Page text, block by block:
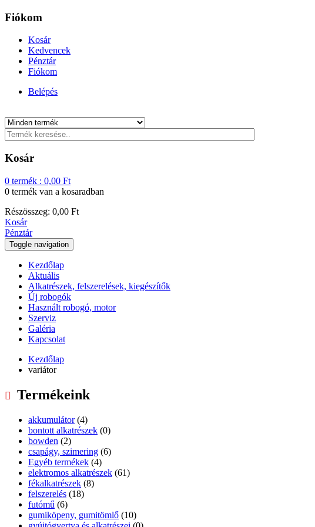
Fiókom
Kosár
Kedvencek
Pénztár
Fiókom
Belépés
Kosár
0 termék : 0,00 Ft
0 termék van a kosaradban
Részösszeg: 0,00 Ft
Kosár
Pénztár
Toggle navigation
Kezdőlap
Aktuális
Alkatrészek, felszerelések, kiegészítők
Új robogók
Használt robogó, motor
Szerviz
Galéria
Kapcsolat
Kezdőlap
variátor
Termékeink
akkumulátor (4)
bontott alkatrészek (0)
bowden (2)
csapágy, szimering (6)
Egyéb termékek (4)
elektromos alkatrészek (61)
fékalkatrészek (8)
felszerelés (18)
futómű (6)
gumiköpeny, gumitömlő (10)